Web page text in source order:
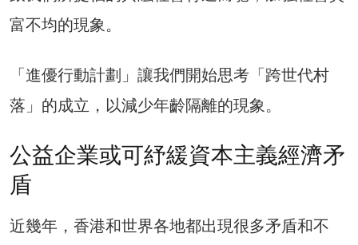
富不均的現象。
「進優行動計劃」讓我們開始思考「跨世代村
落」的成立，以減少年齡隔離的現象。
公益企業或可紓緩資本主義經濟矛
盾
近幾年，香港和世界各地都出現很多矛盾和不